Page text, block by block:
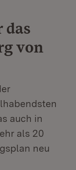
das
von
auch in
als 20
neu